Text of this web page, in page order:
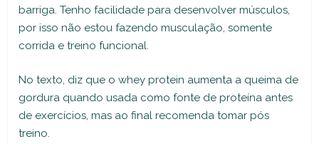
barriga. Tenho facilidade para desenvolver músculos,
por isso não estou fazendo musculação, somente
corrida e treino funcional.
No texto, diz que o whey protein aumenta a queima de
gordura quando usada como fonte de proteína antes
de exercícios, mas ao final recomenda tomar pós
treino.